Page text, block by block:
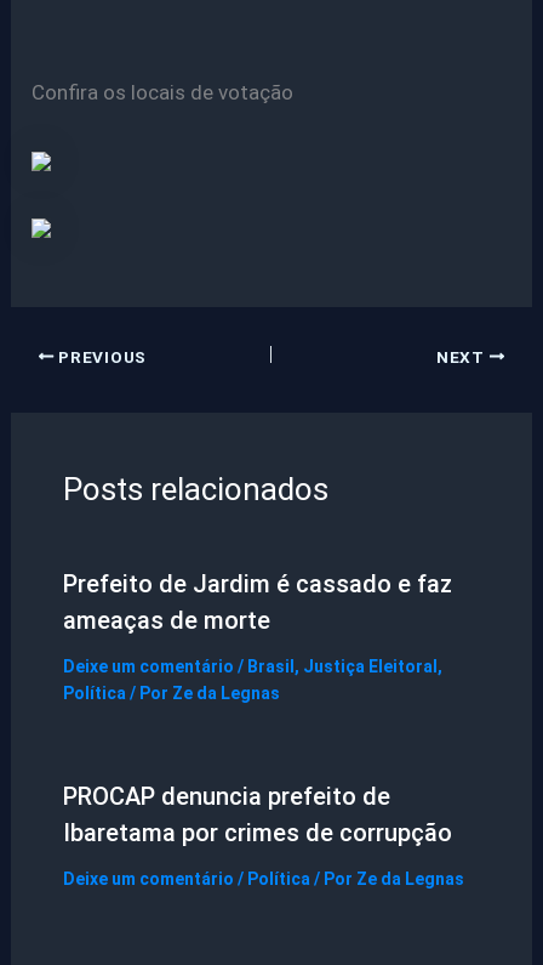
Confira os locais de votação
PREVIOUS NEXT
Posts relacionados
Prefeito de Jardim é cassado e faz
ameaças de morte
Deixe um comentário / Brasil , Justiça Eleitoral ,
Política/ Por Ze da Legnas
PROCAP denuncia prefeito de
Ibaretama por crimes de corrupção
Deixe um comentário / Política/ Por Ze da Legnas